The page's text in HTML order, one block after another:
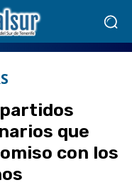
partidos
que
con los